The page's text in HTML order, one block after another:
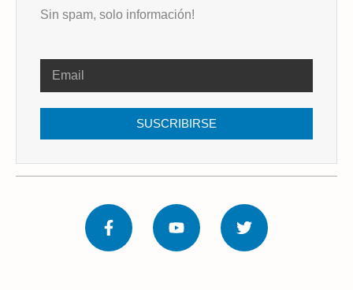
Sin spam, solo información!
SUSCRIBIRSE